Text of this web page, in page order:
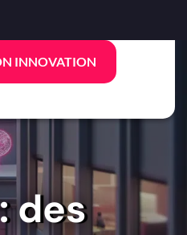
INNOVATION
des